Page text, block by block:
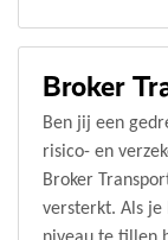
Broker
Ben jij een
risico- en
Broker
versterkt. Als